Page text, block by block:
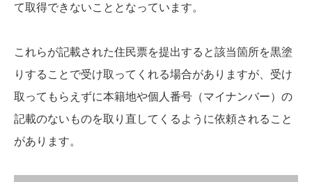
て取得できないこととなっています。
これらが記載された住民票を提出すると該当箇所を黒塗
りすることで受け取ってくれる場合がありますが、受け
取ってもらえずに本籍地や個人番号（マイナンバー）の
記載のないものを取り直してくるように依頼されること
があります。